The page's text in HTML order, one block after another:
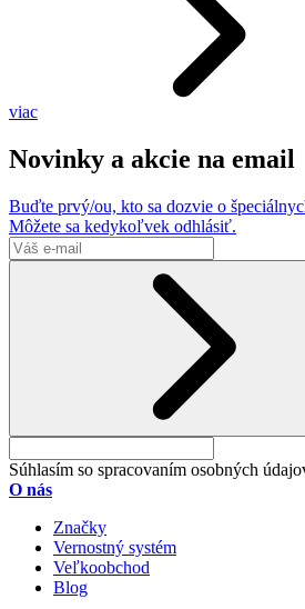
viac
Novinky a akcie na email
Buďte prvý/ou, kto sa dozvie o
Môžete sa kedykoľvek odhlásiť.
Súhlasím so spracovaním osobných
O nás
Značky
Vernostný systém
Veľkoobchod
Blog